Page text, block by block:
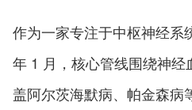
作为一家专注于中枢神经系
年 1 月，核心管线围绕神
盖阿尔茨海默病、帕金森病